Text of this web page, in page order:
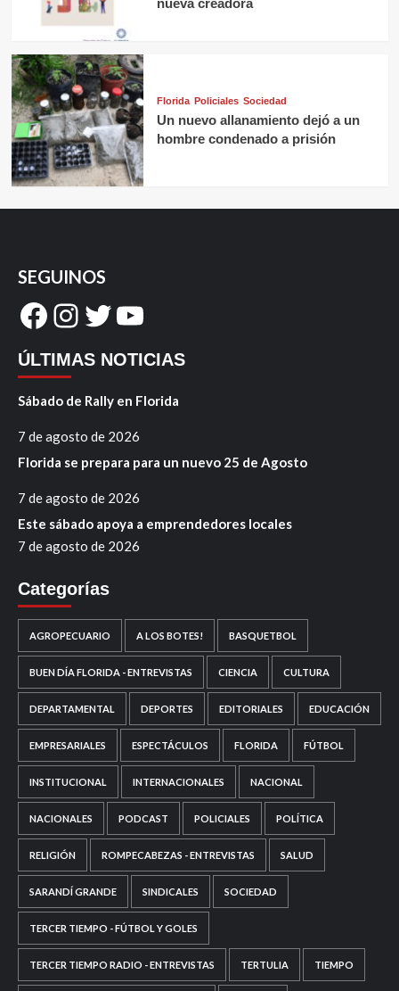
nueva creadora
Florida Policiales Sociedad
Un nuevo allanamiento dejó a un
hombre condenado a prisión
SEGUINOS
Facebook
Instagram
Twitter
YouTube
ÚLTIMAS NOTICIAS
Sábado de Rally en Florida
7 de agosto de 2026
Florida se prepara para un nuevo 25 de Agosto
7 de agosto de 2026
Este sábado apoya a emprendedores locales
7 de agosto de 2026
Categorías
AGROPECUARIO A LOS BOTES! BASQUETBOL
BUEN DÍA FLORIDA - ENTREVISTAS CIENCIA CULTURA
DEPARTAMENTAL DEPORTES EDITORIALES EDUCACIÓN
EMPRESARIALES ESPECTÁCULOS FLORIDA FÚTBOL
INSTITUCIONAL INTERNACIONALES NACIONAL
NACIONALES PODCAST POLICIALES POLÍTICA
RELIGIÓN ROMPECABEZAS - ENTREVISTAS SALUD
SARANDÍ GRANDE SINDICALES SOCIEDAD
TERCER TIEMPO - FÚTBOL Y GOLES
TERCER TIEMPO RADIO - ENTREVISTAS TERTULIA TIEMPO